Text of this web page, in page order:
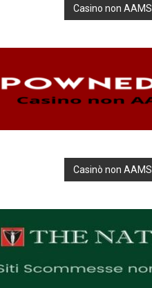
Casino non AAMS
Casinò non AAMS